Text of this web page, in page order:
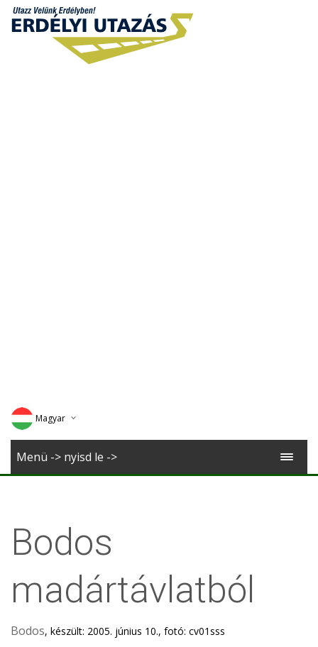
Magyar
Deutsch
Menü -> nyisd le ->
Bodos
madártávlatból
Bodos, készült: 2005. június 10., fotó: cv01sss